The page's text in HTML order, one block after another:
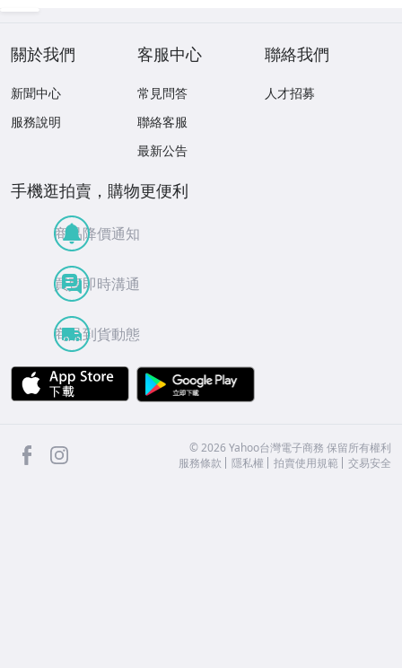
關於我們
新聞中心
服務說明
客服中心
常見問答
聯絡客服
最新公告
聯絡我們
人才招募
手機逛拍賣，購物更便利
商品降價通知
買賣即時溝通
商品到貨動態
APP Store
facebook ©2026 Yahoo台灣電子商務 保留所有權利
服務條款
隱私權 拍賣使用規範 交易安全